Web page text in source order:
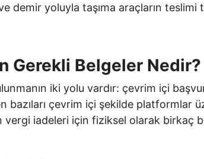
demir yoluyla taşıma araçların teslimi
Gerekli Belgeler Nedir?
iki yolu vardır: çevrim içi
bazıları çevrim içi şekilde platformlar
vergi iadeleri için fiziksel olarak birkaç